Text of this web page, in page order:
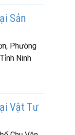
Sản
Phường
Ninh
Vật Tư